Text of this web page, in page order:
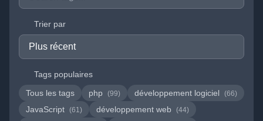
Trier par
Tags populaires
Tous les tags
php (99) développement logiciel (66)
JavaScript (61) développement web (44)